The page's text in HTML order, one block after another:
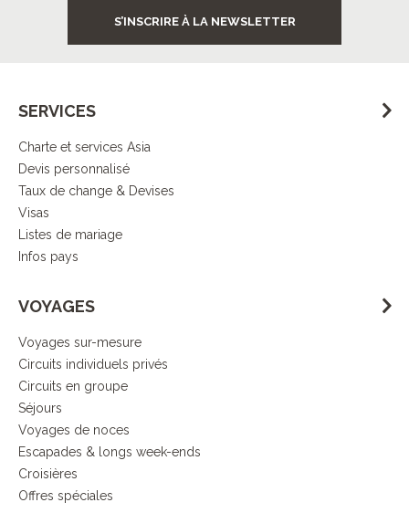
S’INSCRIRE À LA NEWSLETTER
SERVICES
Charte et services Asia
Devis personnalisé
Taux de change & Devises
Visas
Listes de mariage
Infos pays
VOYAGES
Voyages sur-mesure
Circuits individuels privés
Circuits en groupe
Séjours
Voyages de noces
Escapades & longs week-ends
Croisières
Offres spéciales